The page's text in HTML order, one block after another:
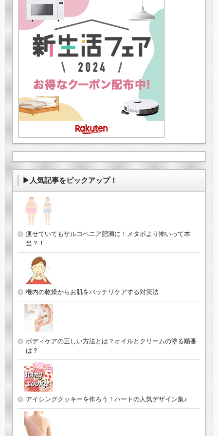
▶人気記事をピックアップ！
痩せていてもサルコペニア肥満に！メタボより怖いって本
当？！
機内の乾燥からお肌をバッチリケアする対策法
ボディケアの正しい方法とは？オイルとクリームの塗る順番
は？
アイシングクッキーを作ろう！ハートの人気デザイン集♪